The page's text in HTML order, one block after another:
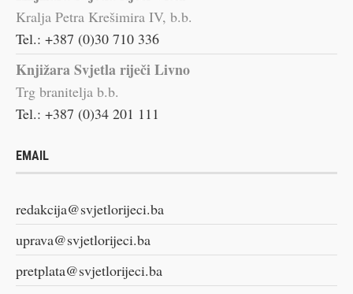
Kralja Petra Krešimira IV, b.b.
Tel.: +387 (0)30 710 336
Knjižara Svjetla riječi Livno
Trg branitelja b.b.
Tel.: +387 (0)34 201 111
EMAIL
redakcija@svjetlorijeci.ba
uprava@svjetlorijeci.ba
pretplata@svjetlorijeci.ba